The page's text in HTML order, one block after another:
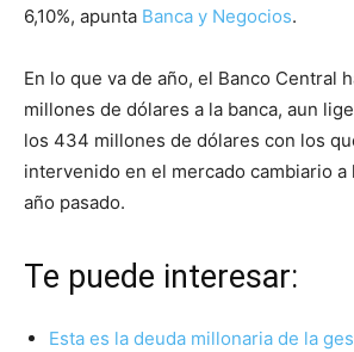
6,10%, apunta Banca y Negocios.
En lo que va de año, el Banco Central
millones de dólares a la banca, aun
los 434 millones de dólares con los
intervenido en el mercado cambiario a
año pasado.
Te puede interesar:
Esta es la deuda millonaria de la